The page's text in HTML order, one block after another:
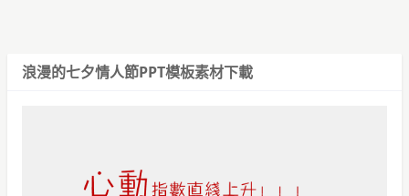
浪漫的七夕情人節PPT模板素材下載